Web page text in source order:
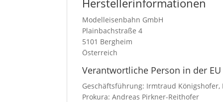
Modelleisenbahn GmbH
Plainbachstraße 4
5101 Bergheim
Österreich
Verantwortliche Person in der EU
Geschäftsführung: Irmtraud Königshofer,
Prokura: Andreas Pirkner-Reithofer